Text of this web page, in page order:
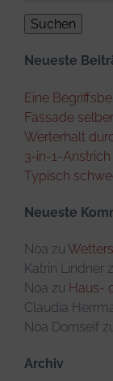
Neueste
Eine
Fassade
Werterhalt
3-in-1-Anstrich
Typisch
Neueste
Noa zu
Katrin Lindner
Noa zu Haus-
Claudia
Noa Dornseif
Archiv